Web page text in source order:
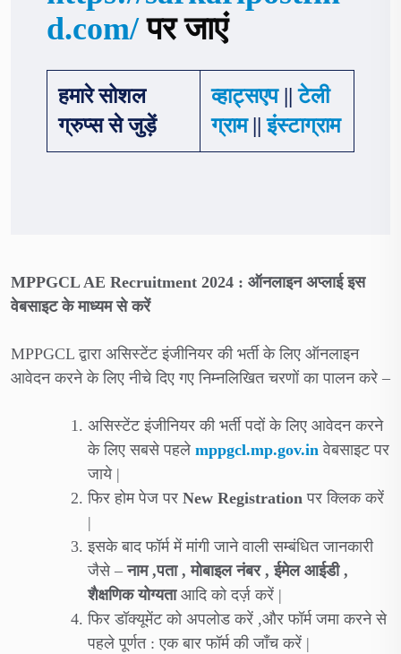
d.com/पर जाएं
हमारे सोशल
ग्रुप्स से जुड़ें
व्हाट्सएप||टेली
ग्राम||इंस्टाग्राम
MPPGCL AE Recruitment 2024 : ऑनलाइन अप्लाई इस
वेबसाइट के माध्यम से करें
MPPGCL द्वारा असिस्टेंट इंजीनियर की भर्ती के लिए ऑनलाइन
आवेदन करने के लिए नीचे दिए गए निम्नलिखित चरणों का पालन करे –
असिस्टेंट इंजीनियर की भर्ती पदों के लिए आवेदन करने
के लिए सबसे पहले mppgcl.mp.gov.in वेबसाइट पर
जाये |
फिर होम पेज पर New Registration पर क्लिक करें
|
इसके बाद फॉर्म में मांगी जाने वाली सम्बंधित जानकारी
जैसे –नाम ,पता , मोबाइल नंबर , ईमेल आईडी ,
शैक्षणिक योग्यता आदि को दर्ज़ करें |
फिर डॉक्यूमेंट को अपलोड करें ,और फॉर्म जमा करने से
पहले पूर्णत : एक बार फॉर्म की जाँच करें |